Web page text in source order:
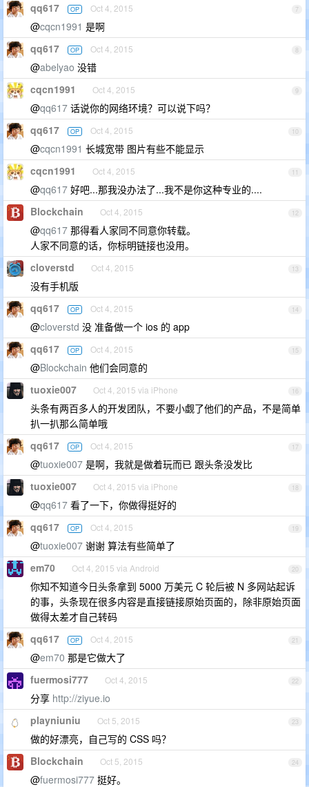
7
qq617 OP Oct 4, 2015
@cqcn1991 是啊
8
qq617 OP Oct 4, 2015
@abelyao 没错
9
cqcn1991 Oct 4, 2015
@qq617 话说你的网络环境？可以说下吗？
10
qq617 OP Oct 4, 2015
@cqcn1991 长城宽带 图片有些不能显示
11
cqcn1991 Oct 4, 2015
@qq617 好吧...那我没办法了...我不是你这种专业的....
12
Blockchain Oct 4, 2015
@qq617 那得看人家同不同意你转载。
人家不同意的话，你标明链接也没用。
13
cloverstd Oct 4, 2015
没有手机版
14
qq617 OP Oct 4, 2015
@cloverstd 没 准备做一个 ios 的 app
15
qq617 OP Oct 4, 2015
@Blockchain 他们会同意的
16
tuoxie007 Oct 4, 2015 via iPhone
头条有两百多人的开发团队，不要小觑了他们的产品，不是简单
扒一扒那么简单哦
17
qq617 OP Oct 4, 2015
@tuoxie007 是啊，我就是做着玩而已 跟头条没发比
18
tuoxie007 Oct 4, 2015 via iPhone
@qq617 看了一下，你做得挺好的
19
qq617 OP Oct 4, 2015
@tuoxie007 谢谢 算法有些简单了
20
em70 Oct 4, 2015 via Android
你知不知道今日头条拿到 5000 万美元 C 轮后被 N 多网站起诉
的事，头条现在很多内容是直接链接原始页面的，除非原始页面
做得太差才自己转码
21
qq617 OP Oct 4, 2015
@em70 那是它做大了
22
fuermosi777 Oct 4, 2015
分享 http://ziyue.io
23
playniuniu Oct 5, 2015
做的好漂亮，自己写的 CSS 吗？
24
Blockchain Oct 5, 2015
@fuermosi777 挺好。